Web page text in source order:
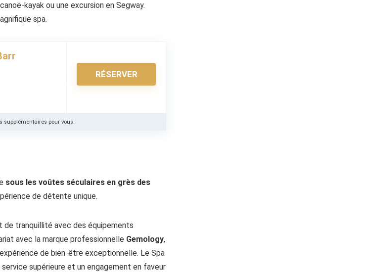
kayak ou une excursion en Segway.
spa.
RÉSERVER
supplémentaires pour vous.
sous les voûtes séculaires en grès des
de détente unique.
de tranquillité avec des équipements
avec la marque professionnelle Gemology,
de bien-être exceptionnelle. Le Spa
supérieure et un engagement en faveur